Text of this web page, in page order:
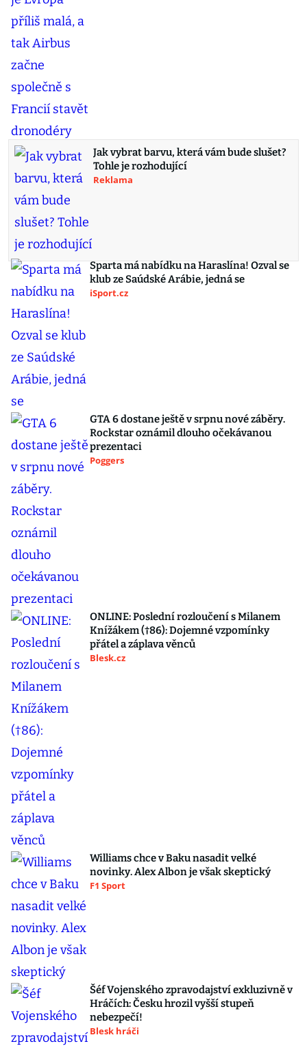
Jak vybrat barvu, která vám bude slušet?
Tohle je rozhodující
Reklama
Sparta má nabídku na Haraslína! Ozval se
klub ze Saúdské Arábie, jedná se
iSport.cz
GTA 6 dostane ještě v srpnu nové záběry.
Rockstar oznámil dlouho očekávanou
prezentaci
Poggers
ONLINE: Poslední rozloučení s Milanem
Knížákem (†86): Dojemné vzpomínky
přátel a záplava věnců
Blesk.cz
Williams chce v Baku nasadit velké
novinky. Alex Albon je však skeptický
F1 Sport
Šéf Vojenského zpravodajství exkluzivně v
Hráčích: Česku hrozil vyšší stupeň
nebezpečí!
Blesk hráči